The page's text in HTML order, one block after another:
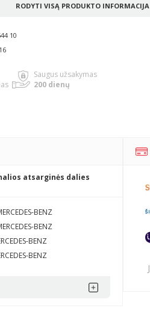
RODYTI VISĄ PRODUKTO INFORMACIJA
10
Saugus užsakymas
200 dienų
atsarginės dalies
BENZ
BENZ
BENZ
BENZ